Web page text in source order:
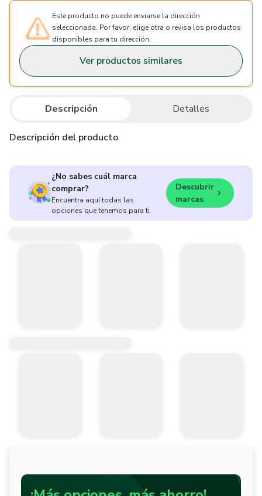
Este producto no puede enviarse la dirección
seleccionada. Por favor, elige otra o revisa los productos
disponibles para tu dirección.
Ver productos similares
Descripción Detalles
Descripción del producto
¿No sabes cuál marca
comprar?
Encuentra aquí todas las
opciones que tenemos para ti.
Descubrir
marcas